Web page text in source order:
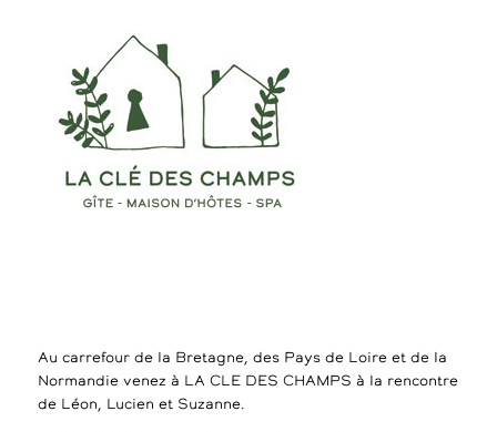
Au carrefour de la Bretagne, des Pays de Loire et de la
Normandie venez à LA CLE DES CHAMPS à la rencontre
de Léon, Lucien et Suzanne.